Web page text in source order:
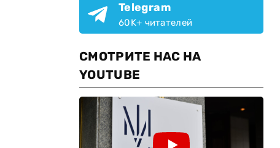
Telegram
60K+ читателей
СМОТРИТЕ НАС НА
YOUTUBE